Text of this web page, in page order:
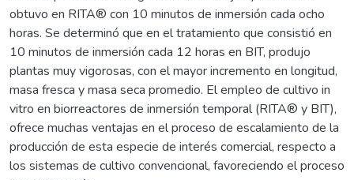
obtuvo en RITA® con 10 minutos de inmersión cada ocho
horas. Se determinó que en el tratamiento que consistió en
10 minutos de inmersión cada 12 horas en BIT, produjo
plantas muy vigorosas, con el mayor incremento en longitud,
masa fresca y masa seca promedio. El empleo de cultivo in
vitro en biorreactores de inmersión temporal (RITA® y BIT),
ofrece muchas ventajas en el proceso de escalamiento de la
producción de esta especie de interés comercial, respecto a
los sistemas de cultivo convencional, favoreciendo el proceso